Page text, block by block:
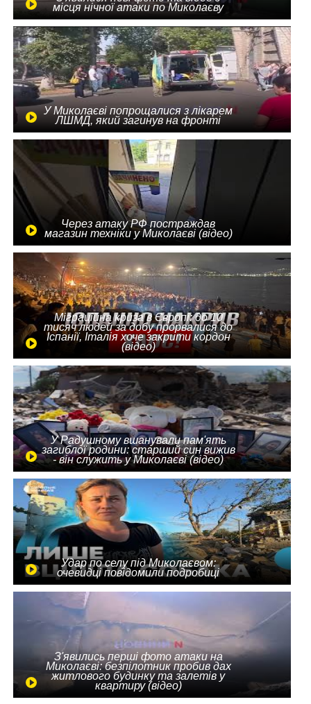
місця нічної атаки по Миколаєву
У Миколаєві попрощалися з лікарем
ЛШМД, який загинув на фронті
Через атаку РФ постраждав
магазин техніки у Миколаєві (відео)
Міграційна криза в Європі: до 10
тисяч людей за добу прорвалися до
Іспанії, Італія хоче закрити кордон
(відео)
У Радушному вшанували пам'ять
загиблої родини: старший син вижив
- він служить у Миколаєві (відео)
Удар по селу під Миколаєвом:
очевидці повідомили подробиці
З'явились перші фото атаки на
Миколаєві: безпілотник пробив дах
житлового будинку та залетів у
квартиру (відео)